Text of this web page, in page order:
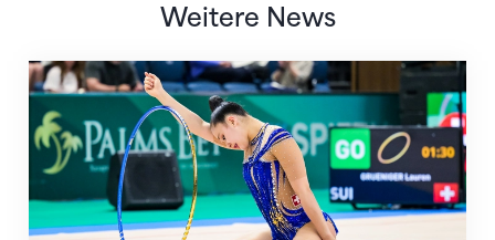
Weitere News
Nächster Halt: Weltmeisterschaft